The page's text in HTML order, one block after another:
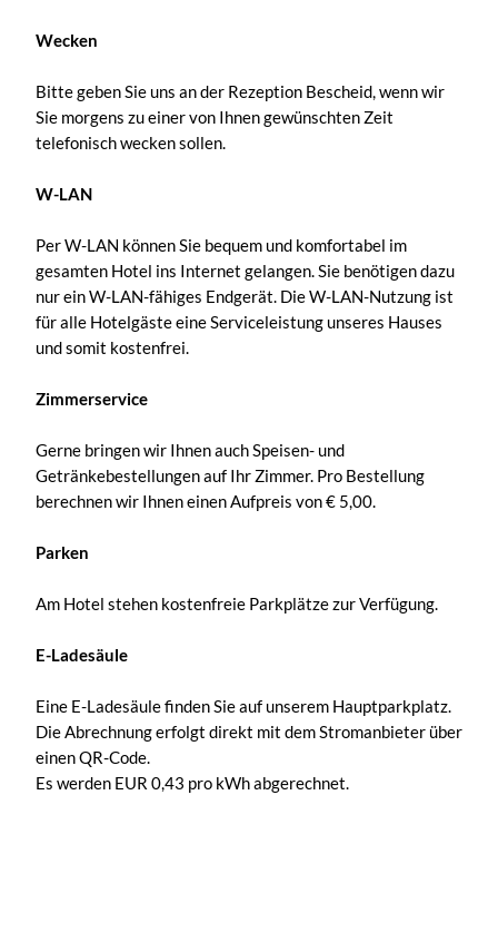
Wecken
Bitte geben Sie uns an der Rezeption Bescheid, wenn wir
Sie morgens zu einer von Ihnen gewünschten Zeit
telefonisch wecken sollen.
W-LAN
Per W-LAN können Sie bequem und komfortabel im
gesamten Hotel ins Internet gelangen. Sie benötigen dazu
nur ein W-LAN-fähiges Endgerät. Die W-LAN-Nutzung ist
für alle Hotelgäste eine Serviceleistung unseres Hauses
und somit kostenfrei.
Zimmerservice
Gerne bringen wir Ihnen auch Speisen- und
Getränkebestellungen auf Ihr Zimmer. Pro Bestellung
berechnen wir Ihnen einen Aufpreis von € 5,00.
Parken
Am Hotel stehen kostenfreie Parkplätze zur Verfügung.
E-Ladesäule
Eine E-Ladesäule finden Sie auf unserem Hauptparkplatz.
Die Abrechnung erfolgt direkt mit dem Stromanbieter über
einen QR-Code.
Es werden EUR 0,43 pro kWh abgerechnet.